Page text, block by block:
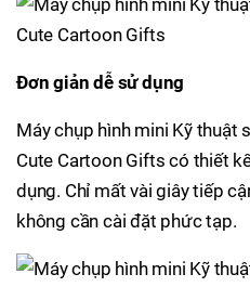
Đơn giản dễ sử dụng
Máy chụp hình mini Kỹ thuật
Cute Cartoon Gifts có thiết
dụng. Chỉ mất vài giây tiếp
không cần cài đặt phức tạp.